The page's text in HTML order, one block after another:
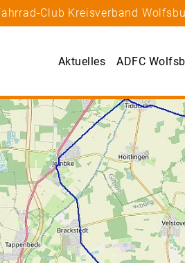
Club Kreisverband
Aktuelles ADFC